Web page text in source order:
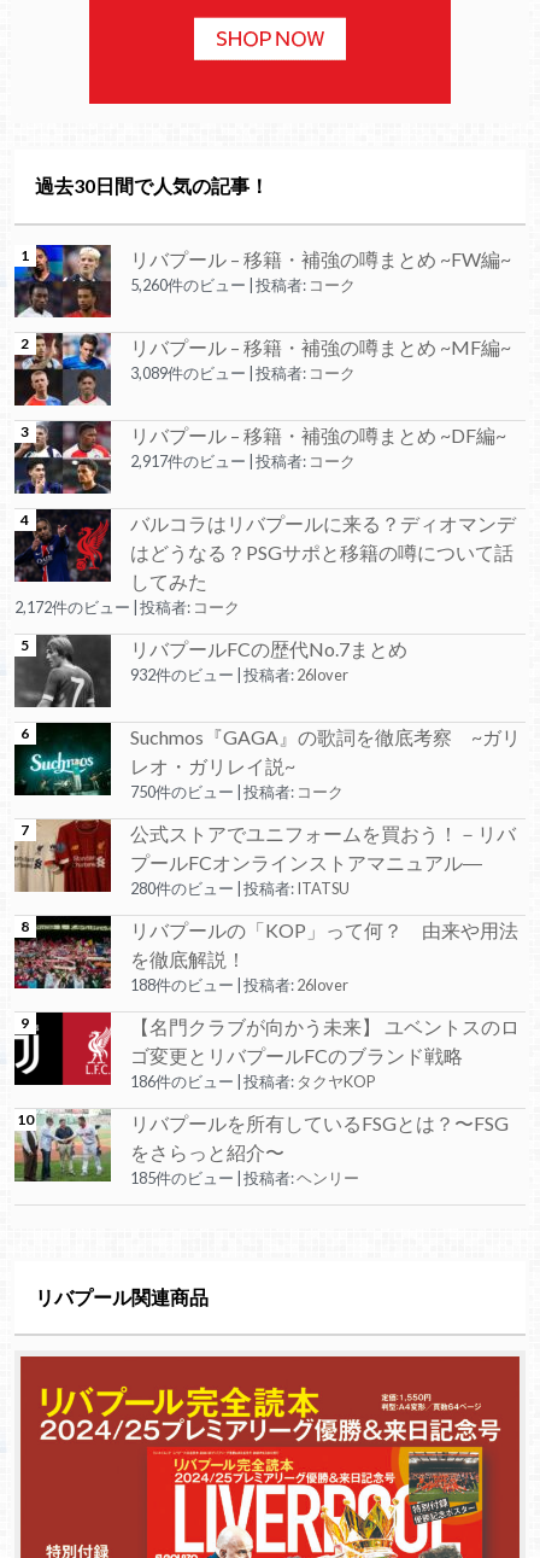
過去30日間で人気の記事！
リバプール – 移籍・補強の噂まとめ ~FW編~
5,260件のビュー |投稿者: コーク
リバプール – 移籍・補強の噂まとめ ~MF編~
3,089件のビュー |投稿者: コーク
リバプール – 移籍・補強の噂まとめ ~DF編~
2,917件のビュー |投稿者: コーク
バルコラはリバプールに来る？ディオマンデ
はどうなる？PSGサポと移籍の噂について話
してみた
2,172件のビュー |投稿者: コーク
リバプールFCの歴代No.7まとめ
932件のビュー |投稿者:26lover
Suchmos『GAGA』の歌詞を徹底考察 ~ガリ
レオ・ガリレイ説~
750件のビュー |投稿者: コーク
公式ストアでユニフォームを買おう！－リバ
プールFCオンラインストアマニュアル―
280件のビュー |投稿者:ITATSU
リバプールの「KOP」って何？ 由来や用法
を徹底解説！
188件のビュー |投稿者:26lover
【名門クラブが向かう未来】 ユベントスのロ
ゴ変更とリバプールFCのブランド戦略
186件のビュー |投稿者: タクヤKOP
リバプールを所有しているFSGとは？〜FSG
をさらっと紹介〜
185件のビュー |投稿者:ヘンリー
リバプール関連商品